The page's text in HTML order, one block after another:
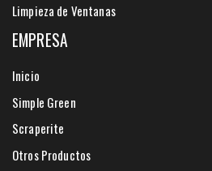
Limpieza de Ventanas
EMPRESA
Inicio
Simple Green
Scraperite
Otros Productos